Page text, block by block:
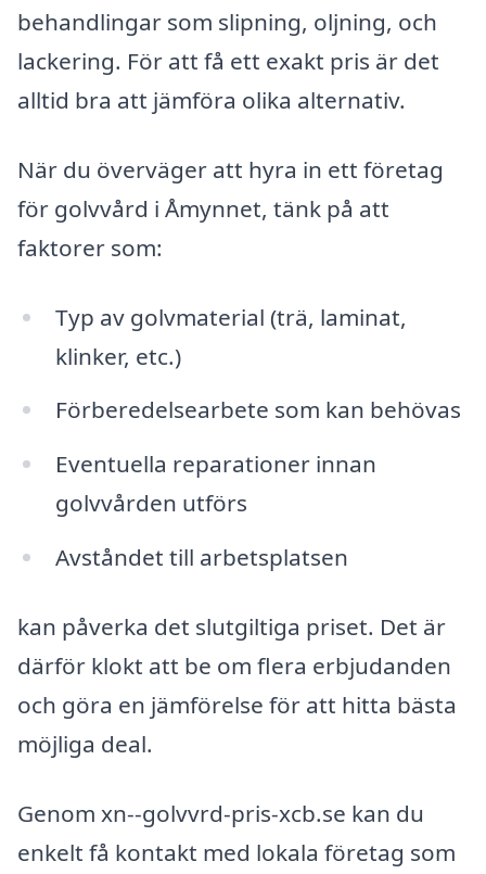
behandlingar som slipning, oljning, och
lackering. För att få ett exakt pris är det
alltid bra att jämföra olika alternativ.
När du överväger att hyra in ett företag
för golvvård i Åmynnet, tänk på att
faktorer som:
Typ av golvmaterial (trä, laminat,
klinker, etc.)
Förberedelsearbete som kan behövas
Eventuella reparationer innan
golvvården utförs
Avståndet till arbetsplatsen
kan påverka det slutgiltiga priset. Det är
därför klokt att be om flera erbjudanden
och göra en jämförelse för att hitta bästa
möjliga deal.
Genom xn--golvvrd-pris-xcb.se kan du
enkelt få kontakt med lokala företag som